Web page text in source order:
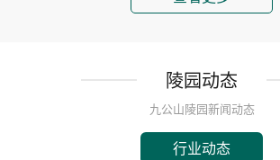
陵园动态
九公山陵园新闻动态
行业动态